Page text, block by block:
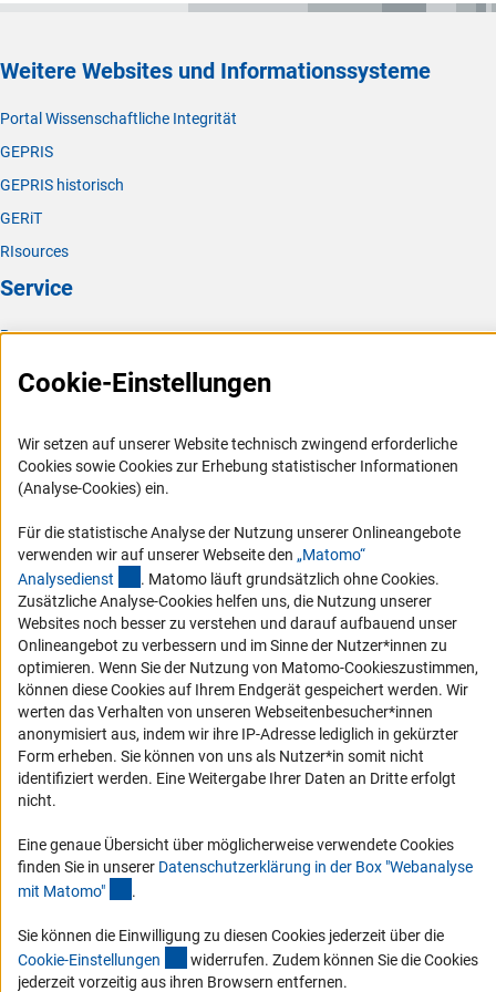
Redöhl, Tel. +49 228 885-2531,
brit.redoehl@dfg.d
Fachlichen Ansprechpersonen in der DFG-
Geschäftsstell
Allgemeine Informationen zurFörderung im
Weitere Websites und Informationssysteme
Portal Wissenschaftliche Integrität
GEPRIS
GEPRIS historisch
GERiT
RIsources
Service
Presse
FAQ
Logo und Corporate Design
RSS-Feeds
Compliance
Vergabeverfahren
Barrierefreiheit
Service und Informationen für Menschen mit Behinderungen
Erklärung zur Barrierefreiheit
Barriere melden
DFG-aktuell
Erhalten Sie Neuigkeiten aus der DFG direkt in Ihr Mailpostfach oder
schauen Sie sich die Ausgaben online an.
Zum Newsletter
Impressum Datenschutz Cookie-Einstellungen
Cookie-Einstellungen
Wir setzen auf unserer Website technisch zwingend erforderliche
Cookies sowie Cookies zur Erhebung statistischer Informationen
(Analyse-Cookies) ein.
Für die statistische Analyse der Nutzung unserer Onlineangebote
verwenden wir auf unserer Webseite den „Matomo“
Analysedienst (externer Link)
. Matomo läuft grundsätzlich ohne Cookies.
Zusätzliche Analyse-Cookies helfen uns, die Nutzung unserer
Websites noch besser zu verstehen und darauf aufbauend unser
Onlineangebot zu verbessern und im Sinne der Nutzer*innen zu
optimieren. Wenn Sie der Nutzung von Matomo-Cookieszustimmen,
können diese Cookies auf Ihrem Endgerät gespeichert werden. Wir
werten das Verhalten von unseren Webseitenbesucher*innen
anonymisiert aus, indem wir ihre IP-Adresse lediglich in gekürzter
Form erheben. Sie können von uns als Nutzer*in somit nicht
identifiziert werden. Eine Weitergabe Ihrer Daten an Dritte erfolgt
nicht.
Eine genaue Übersicht über möglicherweise verwendete Cookies
finden Sie in unserer Datenschutzerklärung in der Box "Webanalyse
mit Matomo" .
Sie können die Einwilligung zu diesen Cookies jederzeit über die
Cookie-Einstellungen (interner Link)
widerrufen. Zudem können Sie die Cookies
jederzeit vorzeitig aus ihren Browsern entfernen.